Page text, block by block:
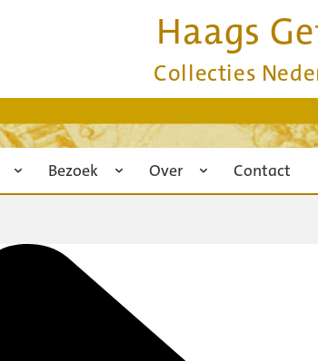
Haags
Collecties
Bezoek Over Contact